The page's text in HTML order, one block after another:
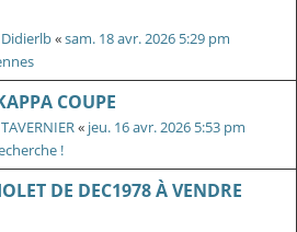
Didierlb«sam. 18 avr. 2026 5:29 pm
COUPE
TAVERNIER« jeu. 16 avr. 2026 5:53 pm
!
DE DEC1978 À VENDRE